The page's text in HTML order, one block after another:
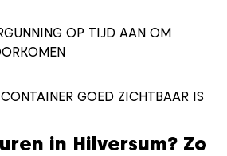
OP TIJD AAN OM
GOED ZICHTBAAR IS
in Hilversum? Zo